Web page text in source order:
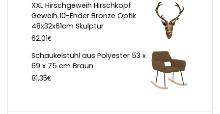
XXL Hirschgeweih Hirschkopf
Geweih 10-Ender Bronze Optik
48x32x61cm Skulptur
62,01€
Schaukelstuhl aus Polyester 53 x
69 x 75 cm Braun
81,35€